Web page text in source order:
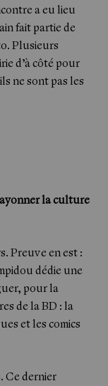
a eu lieu
fait partie de
Plusieurs
d’à côté pour
ne sont pas les
la culture
Preuve en est :
dédie une
pour la
de la BD : la
et les comics
Ce dernier